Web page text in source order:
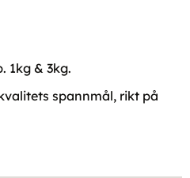
1kg & 3kg.
spannmål, rikt på